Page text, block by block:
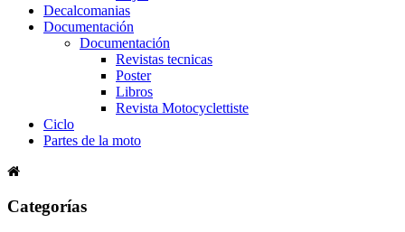
Decalcomanias
Documentación
Documentación
Revistas tecnicas
Poster
Libros
Revista Motocyclettiste
Ciclo
Partes de la moto
Categorías